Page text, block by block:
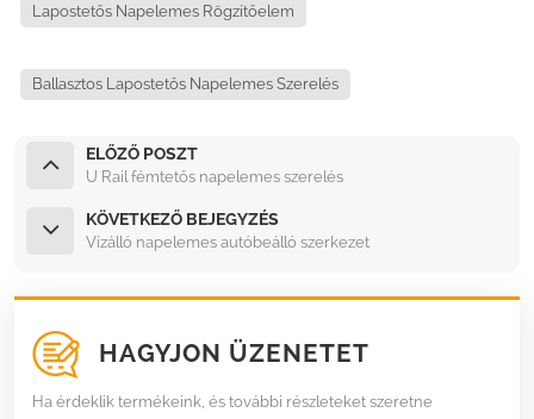
Lapostetős Napelemes Rögzítőelem
Ballasztos Lapostetős Napelemes Szerelés
ELŐZŐ POSZT
U Rail fémtetős napelemes szerelés
KÖVETKEZŐ BEJEGYZÉS
Vízálló napelemes autóbeálló szerkezet
HAGYJON ÜZENETET
Ha érdeklik termékeink, és további részleteket szeretne